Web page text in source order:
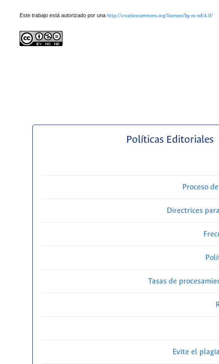
Este trabajo está autorizado por una http://creativecommons.org/licenses/by-nc-nd/4.0/
Políticas Editoriales
Proceso
Directrices
Tasas de
Evite el